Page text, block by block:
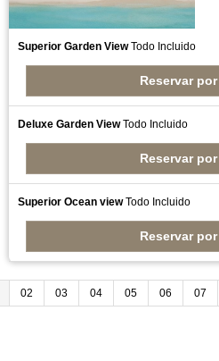
Superior Garden ViewTodo Incluido
Reservar por
Deluxe Garden ViewTodo Incluido
Reservar por
Superior Ocean viewTodo Incluido
Reservar por
02 03 04 05 06 07